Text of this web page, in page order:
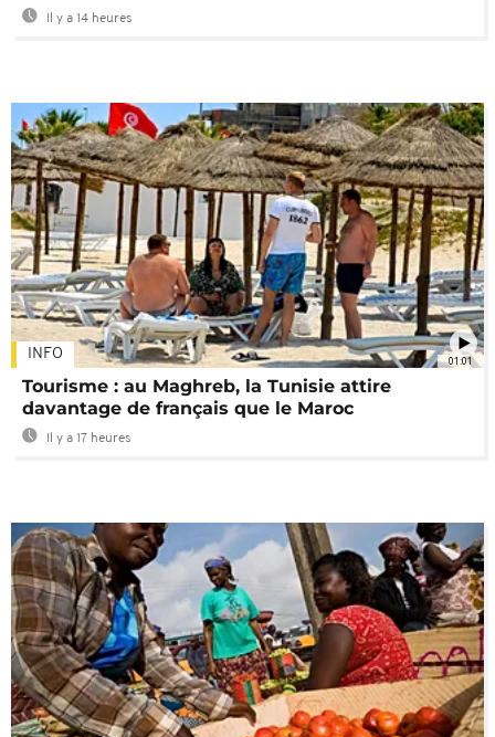
Il y a 14 heures
01:01
INFO
Tourisme : au Maghreb, la Tunisie attire
davantage de français que le Maroc
Il y a 17 heures